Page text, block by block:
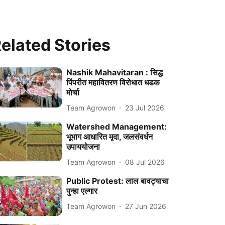
Stories
Nashik Mahavitaran : सिद्ध
पिंपरीत महावितरण विरोधात धडक
मोर्चा
Team Agrowon 23 Jul 2026
Watershed Management:
भूभाग आधारित मृदा, जलसंवर्धन
उपाययोजना
Team Agrowon 08 Jul 2026
Public Protest: लाल बावट्याचा
पुन्हा एल्गार
Team Agrowon 27 Jun 2026